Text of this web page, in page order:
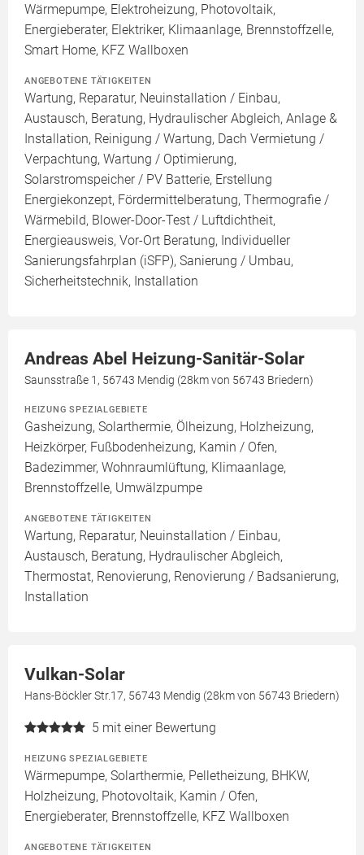
Wärmepumpe, Elektroheizung, Photovoltaik,
Energieberater, Elektriker, Klimaanlage, Brennstoffzelle,
Smart Home, KFZ Wallboxen
ANGEBOTENE TÄTIGKEITEN
Wartung, Reparatur, Neuinstallation / Einbau,
Austausch, Beratung, Hydraulischer Abgleich, Anlage &
Installation, Reinigung / Wartung, Dach Vermietung /
Verpachtung, Wartung / Optimierung,
Solarstromspeicher / PV Batterie, Erstellung
Energiekonzept, Fördermittelberatung, Thermografie /
Wärmebild, Blower-Door-Test / Luftdichtheit,
Energieausweis, Vor-Ort Beratung, Individueller
Sanierungsfahrplan (iSFP), Sanierung / Umbau,
Sicherheitstechnik, Installation
Andreas Abel Heizung-Sanitär-Solar
Saunsstraße 1, 56743 Mendig (28km von 56743 Briedern)
HEIZUNG SPEZIALGEBIETE
Gasheizung, Solarthermie, Ölheizung, Holzheizung,
Heizkörper, Fußbodenheizung, Kamin / Ofen,
Badezimmer, Wohnraumlüftung, Klimaanlage,
Brennstoffzelle, Umwälzpumpe
ANGEBOTENE TÄTIGKEITEN
Wartung, Reparatur, Neuinstallation / Einbau,
Austausch, Beratung, Hydraulischer Abgleich,
Thermostat, Renovierung, Renovierung / Badsanierung,
Installation
Vulkan-Solar
Hans-Böckler Str.17, 56743 Mendig (28km von 56743 Briedern)
5 mit einer Bewertung
HEIZUNG SPEZIALGEBIETE
Wärmepumpe, Solarthermie, Pelletheizung, BHKW,
Holzheizung, Photovoltaik, Kamin / Ofen,
Energieberater, Brennstoffzelle, KFZ Wallboxen
ANGEBOTENE TÄTIGKEITEN